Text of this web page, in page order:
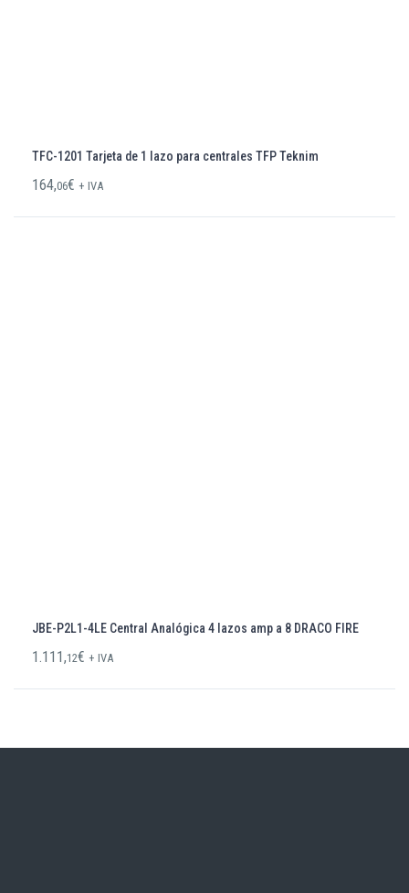
TFC-1201 Tarjeta de 1 lazo para centrales TFP Teknim
164,06€ + IVA
JBE-P2L1-4LE Central Analógica 4 lazos amp a 8 DRACO FIRE
1.111,12€ + IVA